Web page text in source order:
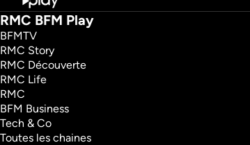
RMC BFM Play
BFMTV
RMC Story
RMC Découverte
RMC Life
RMC
BFM Business
Tech & Co
Toutes les chaines